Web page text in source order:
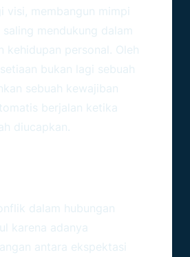
visi, membangun mimpi
saling mendukung dalam
kehidupan personal. Oleh
bukan lagi sebuah
sebuah kewajiban
berjalan ketika
diucapkan.
dalam hubungan
karena adanya
antara ekspektasi